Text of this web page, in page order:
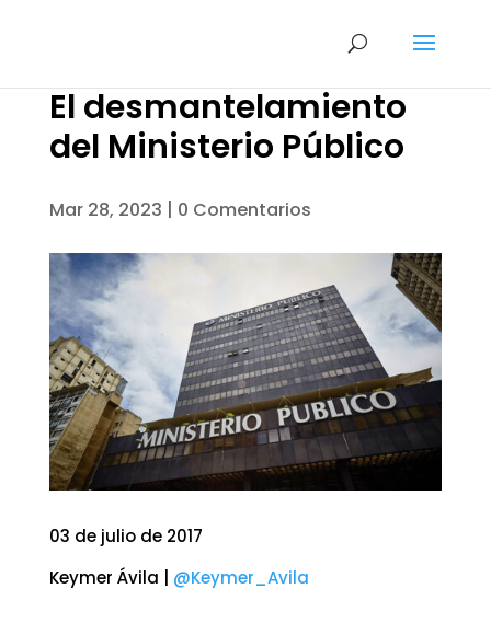
El desmantelamiento
del Ministerio Público
Mar 28, 2023 | 0 Comentarios
03 de julio de 2017
Keymer Ávila | @Keymer_Avila